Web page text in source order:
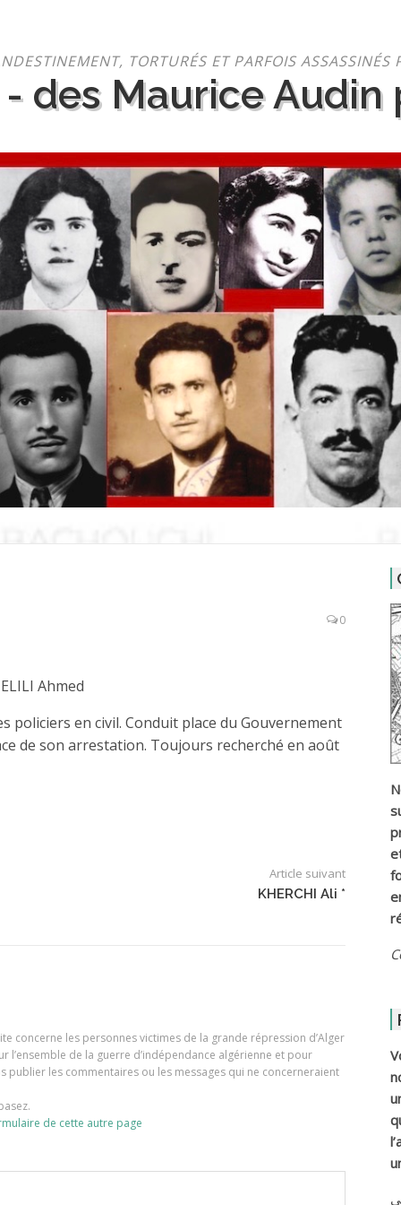
TORTURÉS ET PARFOIS ASSASSINÉS
des Maurice
0
Ahmed
policiers en civil. Conduit place du Gouvernement
de son arrestation. Toujours recherché en août
Article suivant
KHERCHI Ali *
concerne les personnes victimes de la grande répression d’Alger
l’ensemble de la guerre d’indépendance algérienne et pour
publier les commentaires ou les messages qui ne concerneraient
de cette autre page